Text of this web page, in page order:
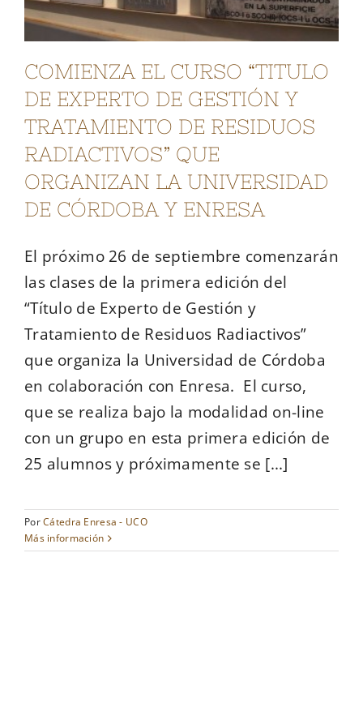
COMIENZA EL CURSO “TITULO
DE EXPERTO DE GESTIÓN Y
TRATAMIENTO DE RESIDUOS
RADIACTIVOS” QUE
ORGANIZAN LA UNIVERSIDAD
DE CÓRDOBA Y ENRESA
El próximo 26 de septiembre comenzarán
las clases de la primera edición del
“Título de Experto de Gestión y
Tratamiento de Residuos Radiactivos”
que organiza la Universidad de Córdoba
en colaboración con Enresa. El curso,
que se realiza bajo la modalidad on-line
con un grupo en esta primera edición de
25 alumnos y próximamente se [...]
PorCátedra Enresa - UCO
Más información